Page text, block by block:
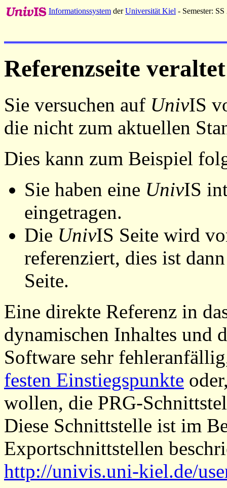
Informationssystem derUniversität Kiel - Semester: SS
Referenzseite veraltet
Sie versuchen auf UnivIS
die nicht zum aktuellen
Dies kann zum Beispiel
Sie haben eine UnivIS
eingetragen.
Die UnivIS Seite wird
referenziert, dies ist
Seite.
Eine direkte Referenz in
dynamischen Inhaltes und
Software sehr
festen Einstiegspunkte
wollen, die PRG-
Diese Schnittstelle ist im
Exportschnittstellen
http://univis.uni-kiel.de/